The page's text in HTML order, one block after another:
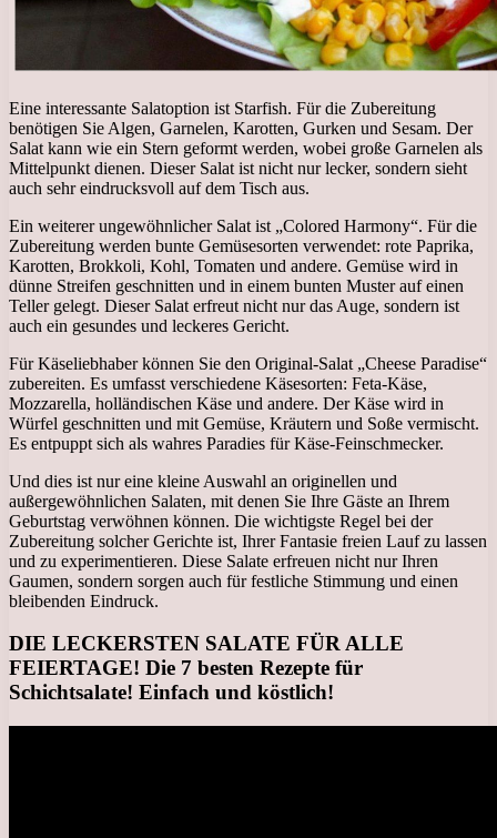
Eine interessante Salatoption ist Starfish. Für die Zubereitung
benötigen Sie Algen, Garnelen, Karotten, Gurken und Sesam. Der
Salat kann wie ein Stern geformt werden, wobei große Garnelen als
Mittelpunkt dienen. Dieser Salat ist nicht nur lecker, sondern sieht
auch sehr eindrucksvoll auf dem Tisch aus.
Ein weiterer ungewöhnlicher Salat ist „Colored Harmony“. Für die
Zubereitung werden bunte Gemüsesorten verwendet: rote Paprika,
Karotten, Brokkoli, Kohl, Tomaten und andere. Gemüse wird in
dünne Streifen geschnitten und in einem bunten Muster auf einen
Teller gelegt. Dieser Salat erfreut nicht nur das Auge, sondern ist
auch ein gesundes und leckeres Gericht.
Für Käseliebhaber können Sie den Original-Salat „Cheese Paradise“
zubereiten. Es umfasst verschiedene Käsesorten: Feta-Käse,
Mozzarella, holländischen Käse und andere. Der Käse wird in
Würfel geschnitten und mit Gemüse, Kräutern und Soße vermischt.
Es entpuppt sich als wahres Paradies für Käse-Feinschmecker.
Und dies ist nur eine kleine Auswahl an originellen und
außergewöhnlichen Salaten, mit denen Sie Ihre Gäste an Ihrem
Geburtstag verwöhnen können. Die wichtigste Regel bei der
Zubereitung solcher Gerichte ist, Ihrer Fantasie freien Lauf zu lassen
und zu experimentieren. Diese Salate erfreuen nicht nur Ihren
Gaumen, sondern sorgen auch für festliche Stimmung und einen
bleibenden Eindruck.
DIE LECKERSTEN SALATE FÜR ALLE
FEIERTAGE! Die 7 besten Rezepte für
Schichtsalate! Einfach und köstlich!